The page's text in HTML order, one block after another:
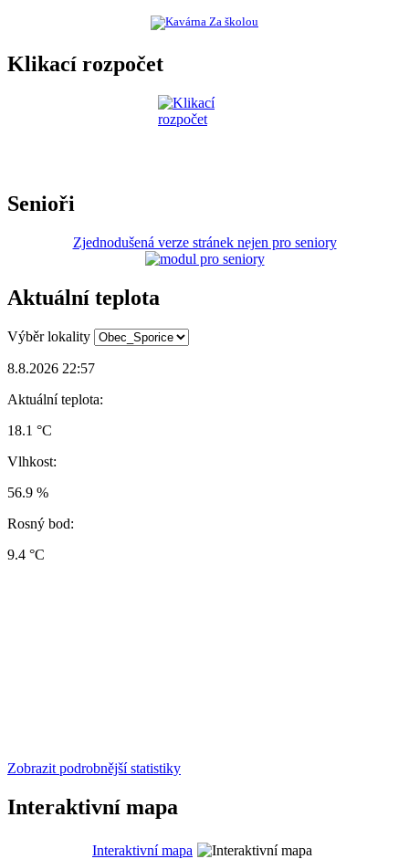
Klikací rozpočet
Senioři
Zjednodušená verze stránek nejen pro seniory
Aktuální teplota
Výběr lokality
8.8.2026 22:57
Aktuální teplota:
18.1 °C
Vlhkost:
56.9 %
Rosný bod:
9.4 °C
Zobrazit podrobnější statistiky
Interaktivní mapa
Interaktivní mapa